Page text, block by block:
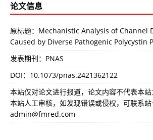
论文信息
原标题：Mechanistic Analysis of Channel
Caused by Diverse Pathogenic Polycystin
发表期刊：PNAS
DOI： 10.1073/pnas.2421362122
本站仅对论文进行报道，论文内容不代表本
本站人工审核，如发现错误或侵权，可联系站
admin@fmred.com